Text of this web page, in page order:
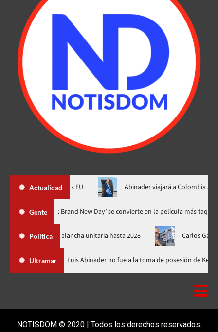
Actualidad
amenazas EU Abinader viajará a Colombia a toma
Gente ‘Spider-Man: Brand New Day’ se convierte en la
Política
la plancha unitaria hasta 2028 Carlos Gabriel al
Ultramar
Dominicana Luis Abinader no fue a la toma de
NOTISDOM © 2020 | Todos los derechos reservados.